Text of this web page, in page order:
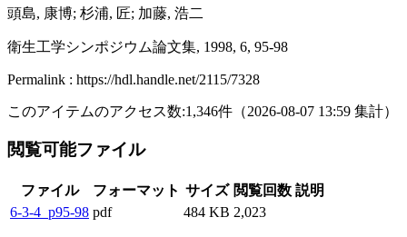
頭島, 康博; 杉浦, 匠; 加藤, 浩二
衛生工学シンポジウム論文集, 1998, 6, 95-98
Permalink : https://hdl.handle.net/2115/7328
このアイテムのアクセス数:1,346件 （2026-08-07 13:59 集計）
閲覧可能ファイル
ファイル フォーマット サイズ 閲覧回数 説明
6-3-4_p95-98 pdf 484 KB 2,023